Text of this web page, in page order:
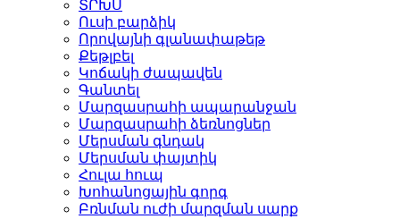
ՏՐԽՍ
Ուսի բարձիկ
Որովայնի գլանափաթեթ
Քեթլբել
Կոճակի ժապավեն
Գանտել
Մարզասրահի ապարանջան
Մարզասրահի ձեռնոցներ
Մերսման գնդակ
Մերսման փայտիկ
Հուլա հուպ
Խոհանոցային գորգ
Բռնման ուժի մարզման սարք